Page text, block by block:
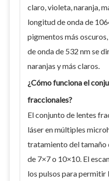
claro, violeta, naranja,
longitud de onda de
pigmentos más
de onda de 532 nm se
naranjas y más claros.
¿Cómo funciona el
fraccionales?
El conjunto de lentes
láser en múltiples
tratamiento del tamaño
de 7×7 o 10×10. El
los pulsos para permitir